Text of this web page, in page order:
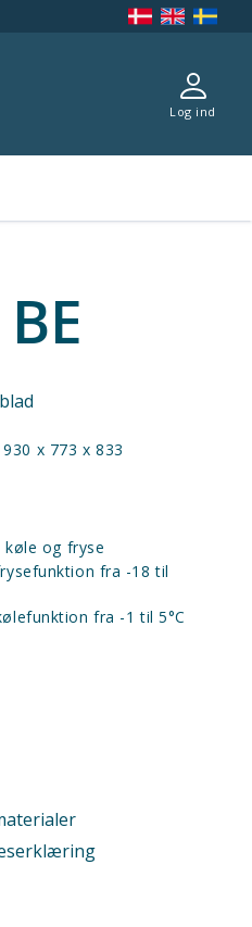
Log ind
930 x 773 x 833
køle og fryse
fra -18 til
fra -1 til 5°C